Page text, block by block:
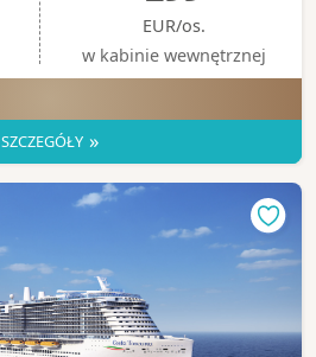
EUR/os.
w kabinie wewnętrznej
SZCZEGÓŁY »